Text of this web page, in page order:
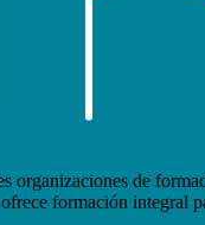
organizaciones de
formación integral